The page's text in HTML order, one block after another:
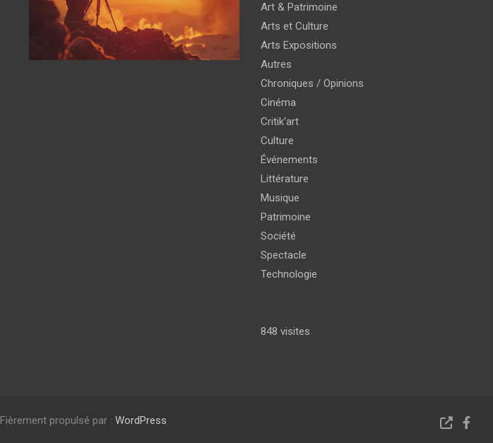
Art & Patrimoine
Arts et Culture
Arts Expositions
Autres
Chroniques / Opinions
Cinéma
Critik'art
Culture
Événements
Littérature
Musique
Patrimoine
Société
Spectacle
Technologie
848 visites
Fièrement propulsé par : WordPress